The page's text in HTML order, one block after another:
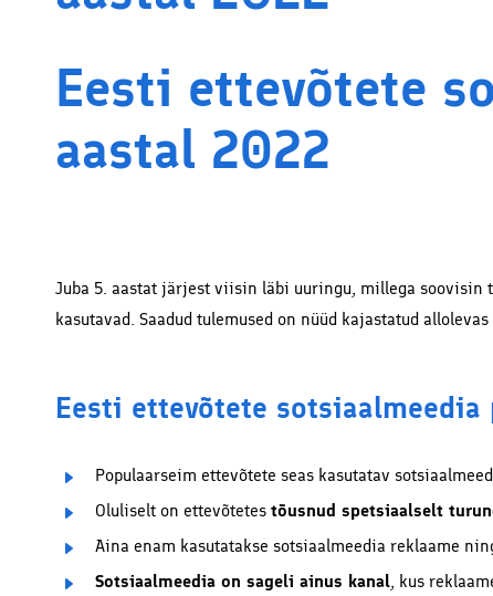
Eesti ettevõtete
aastal 2022
Juba 5. aastat järjest viisin läbi uuringu, millega soovisin
kasutavad. Saadud tulemused on nüüd kajastatud
Eesti ettevõtete
Populaarseim ettevõtete seas kasutatav
Oluliselt on ettevõtetes tõusnud spetsiaalselt
Aina enam kasutatakse sotsiaalmeedia reklaame
Sotsiaalmeedia on sageli ainus kanal, kus